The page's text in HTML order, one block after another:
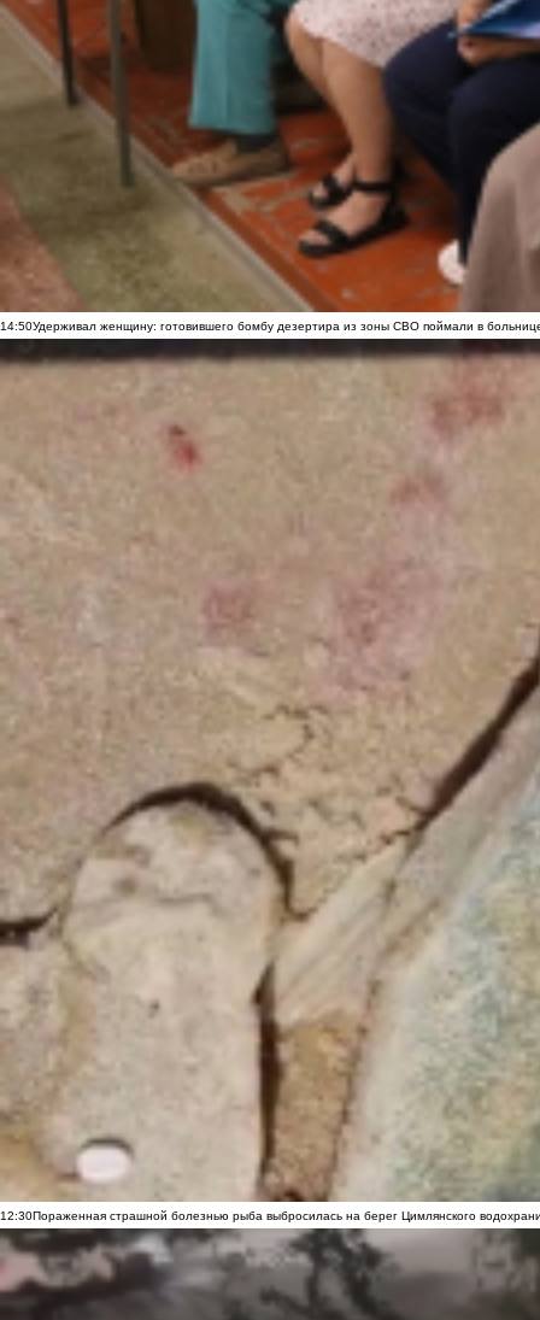
14:50Удерживал женщину: готовившего бомбу дезертира из зоны СВО поймали в
12:30Пораженная страшной болезнью рыба выбросилась на берег Цимлянского